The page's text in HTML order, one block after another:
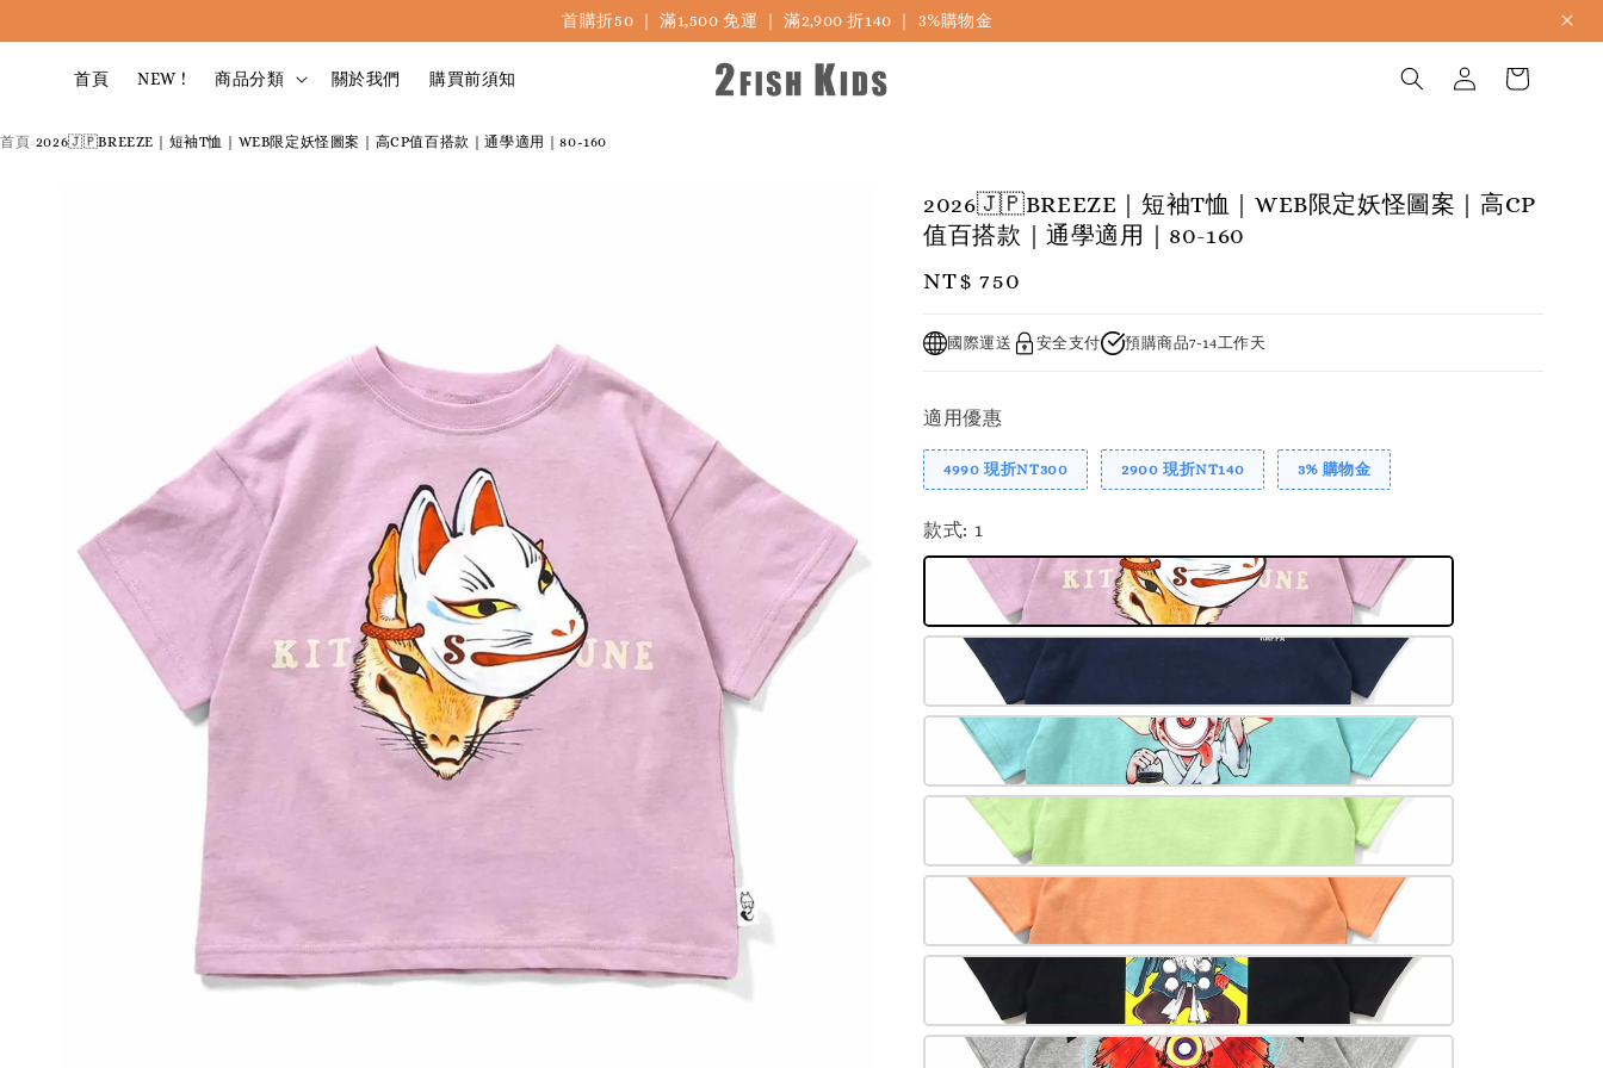
首購折50 ｜ 滿1,500 免運 ｜ 滿2,900 折140 ｜ 3%購物金
首頁 NEW ! 商品分類 關於我們 購買前須知
首頁›2026🇯🇵BREEZE｜短袖T恤｜WEB限定妖怪圖案｜高CP值百搭款｜通學適用｜80-160
2026🇯🇵BREEZE｜短袖T恤｜WEB限定妖怪圖案｜高CP
值百搭款｜通學適用｜80-160
Regular
NT$ 750
國際運送 安全支付 預購商品7-14工作天
適用優惠
4990 現折NT300 2900 現折NT140 3% 購物金
款式: 1